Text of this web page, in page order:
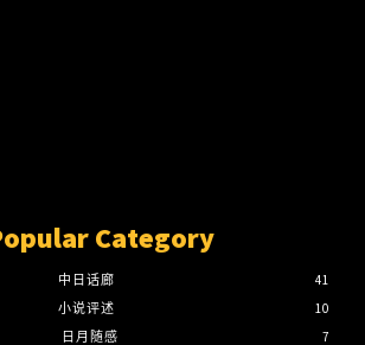
Category
中日话廊
41
小说评述
10
日月随感
7